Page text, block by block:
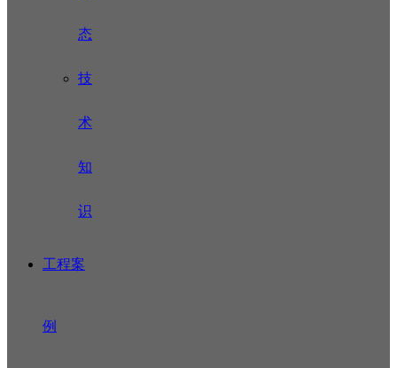
态
技
术
知
识
工程案
例